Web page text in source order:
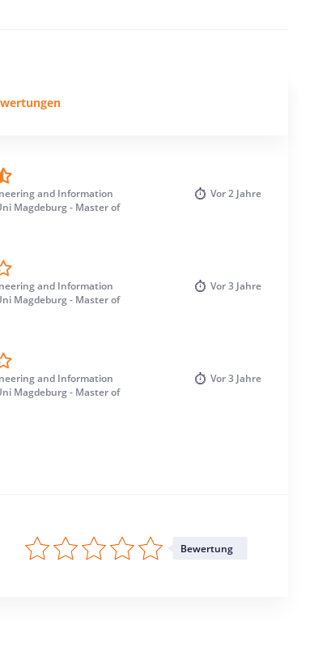
and Information
Magdeburg - Master of
Vor2 Jahre
and Information
Magdeburg - Master of
Vor3 Jahre
and Information
Magdeburg - Master of
Vor3 Jahre
Bewertung